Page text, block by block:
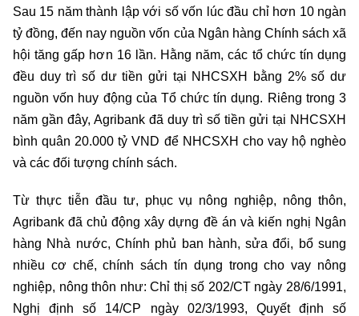
Sau 15 năm thành lập với số vốn lúc đầu chỉ hơn 10 ngàn
tỷ đồng, đến nay nguồn vốn của Ngân hàng Chính sách xã
hội tăng gấp hơn 16 lần. Hằng năm, các tổ chức tín dụng
đều duy trì số dư tiền gửi tại NHCSXH bằng 2% số dư
nguồn vốn huy động của Tổ chức tín dụng. Riêng trong 3
năm gần đây, Agribank đã duy trì số tiền gửi tại NHCSXH
bình quân 20.000 tỷ VND để NHCSXH cho vay hộ nghèo
và các đối tượng chính sách.
Từ thực tiễn đầu tư, phục vụ nông nghiệp, nông thôn,
Agribank đã chủ động xây dựng đề án và kiến nghị Ngân
hàng Nhà nước, Chính phủ ban hành, sửa đổi, bổ sung
nhiều cơ chế, chính sách tín dụng trong cho vay nông
nghiệp, nông thôn như: Chỉ thị số 202/CT ngày 28/6/1991,
Nghị định số 14/CP ngày 02/3/1993, Quyết định số